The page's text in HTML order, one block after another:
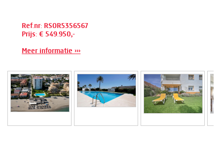
Ref.nr: RSOR5356567
Prijs: € 549.950,-
Meer informatie ›››